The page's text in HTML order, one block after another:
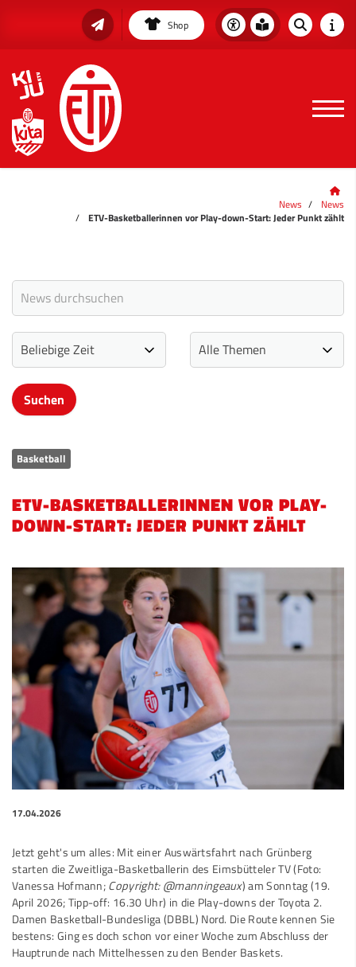
Shop
News
News
ETV-Basketballerinnen vor Play-down-Start: Jeder Punkt zählt
Basketball
ETV-BASKETBALLERINNEN VOR PLAY-
DOWN-START: JEDER PUNKT ZÄHLT
17.04.2026
Jetzt geht's um alles: Mit einer Auswärtsfahrt nach Grünberg
starten die Zweitliga-Basketballerin des Eimsbütteler TV (Foto:
Vanessa Hofmann;Copyright: @manningeaux) am Sonntag (19.
April 2026; Tipp-off: 16.30 Uhr) in die Play-downs der Toyota 2.
Damen Basketball-Bundesliga (DBBL) Nord. Die Route kennen Sie
bestens: Ging es doch schon vor einer Woche zum Abschluss der
Hauptrunde nach Mittelhessen zu den Bender Baskets.